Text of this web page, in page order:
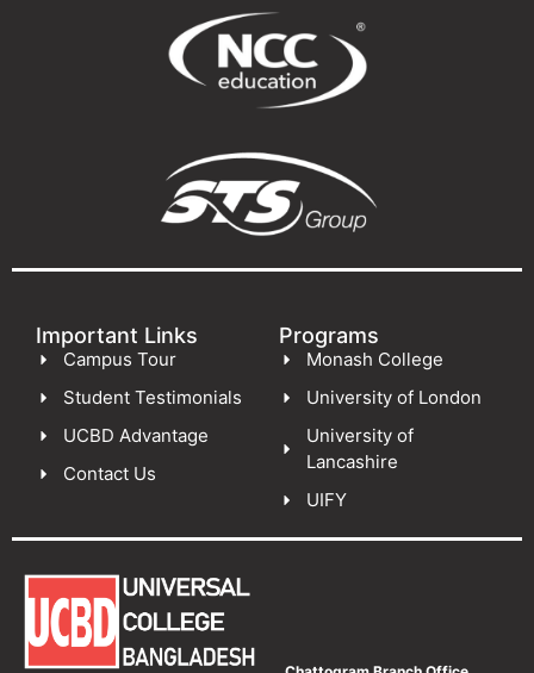
Important Links
Campus Tour
Student Testimonials
UCBD Advantage
Contact Us
Programs
Monash College
University of London
University of
Lancashire
UIFY